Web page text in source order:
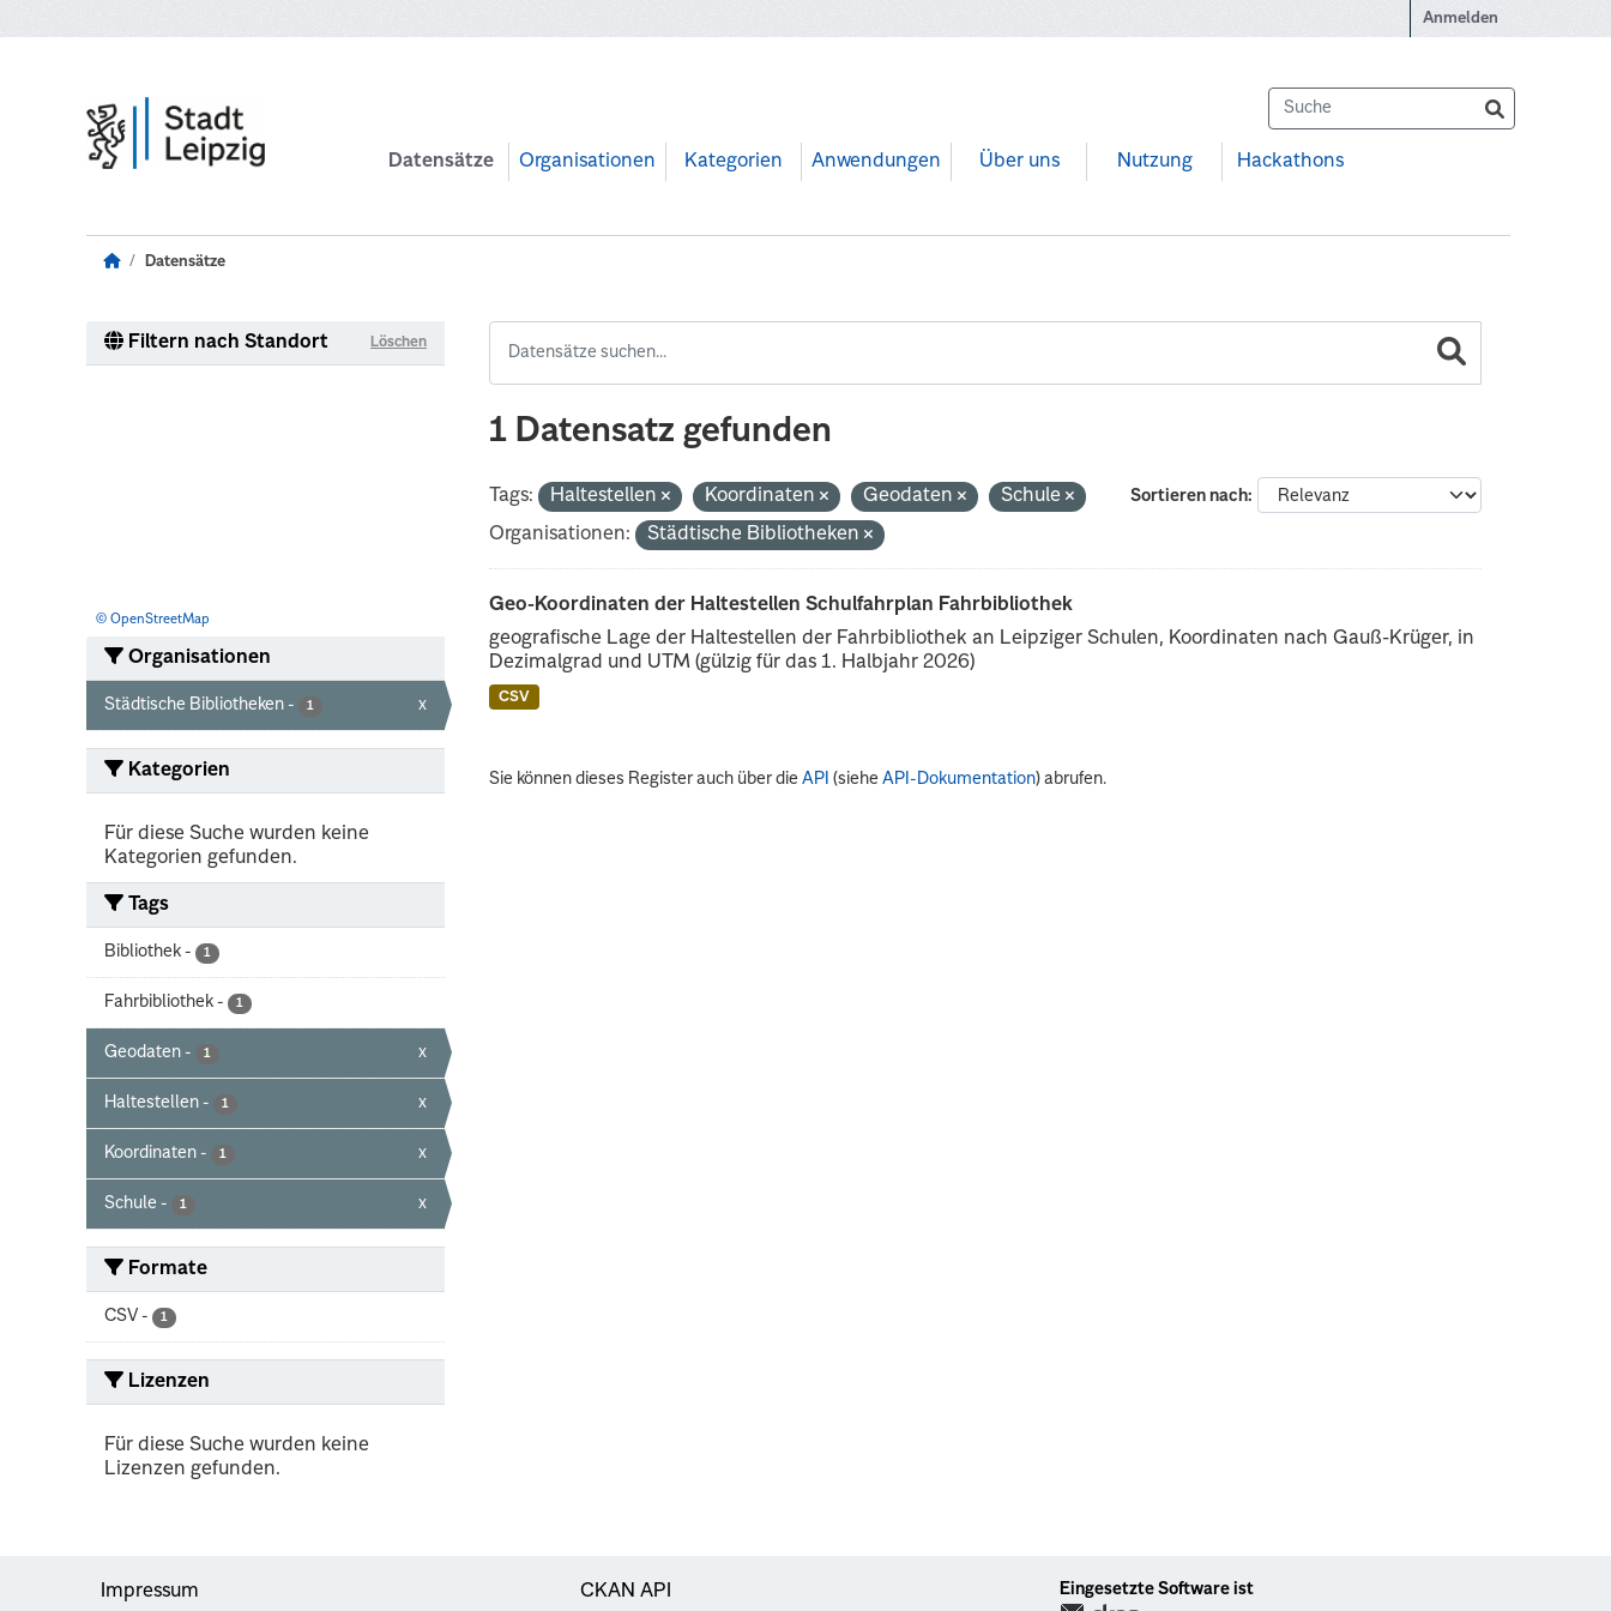
Anmelden
Datensätze Organisationen Kategorien Anwendungen Über uns Nutzung Hackathons
Datensätze
Filtern nach Standort Löschen
© OpenStreetMap
Organisationen
Städtische Bibliotheken - 1 x
Kategorien
Für diese Suche wurden keine
Kategorien gefunden.
Tags
Bibliothek - 1
Fahrbibliothek - 1
Geodaten - 1 x
Haltestellen - 1 x
Koordinaten - 1 x
Schule - 1 x
Formate
CSV - 1
Lizenzen
Für diese Suche wurden keine
Lizenzen gefunden.
1 Datensatz gefunden
Sortieren nach
Tags: Haltestellen Koordinaten Geodaten
Schule
Organisationen:
Städtische Bibliotheken
Geo-Koordinaten der Haltestellen Schulfahrplan Fahrbibliothek
geografische Lage der Haltestellen der Fahrbibliothek an Leipziger Schulen, Koordinaten nach Gauß-Krüger, in
Dezimalgrad und UTM (gülzig für das 1. Halbjahr 2026)
CSV
Sie können dieses Register auch über dieAPI (sieheAPI-Dokumentation) abrufen.
Impressum CKAN API Eingesetzte Software ist